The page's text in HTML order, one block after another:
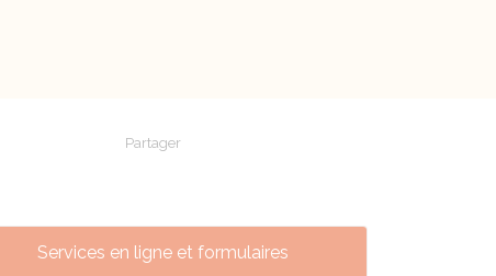
Partager
Services en ligne et formulaires